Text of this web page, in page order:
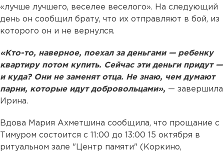
«лучше лучшего, веселее веселого». На следующий
день он сообщил брату, что их отправляют в бой, из
которого он и не вернулся.
«Кто-то, наверное, поехал за деньгами — ребенку
квартиру потом купить. Сейчас эти деньги придут —
и куда? Они не заменят отца. Не знаю, чем думают
парни, которые идут добровольцами», — завершила
Ирина.
Вдова Мария Ахметшина сообщила, что прощание с
Тимуром состоится с 11:00 до 13:00 15 октября в
ритуальном зале "Центр памяти" (Коркино,